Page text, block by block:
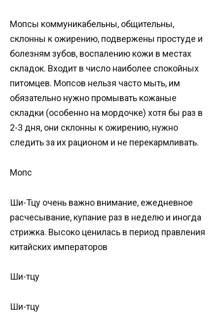
Мопсы коммуникабельны, общительны,
склонны к ожирению, подвержены простуде и
болезням зубов, воспалению кожи в местах
складок. Входит в число наиболее спокойных
питомцев. Мопсов нельзя часто мыть, им
обязательно нужно промывать кожаные
складки (особенно на мордочке) хотя бы раз в
2-3 дня, они склонны к ожирению, нужно
следить за их рационом и не перекармливать.
Мопс
Ши-Тцу очень важно внимание, ежедневное
расчесывание, купание раз в неделю и иногда
стрижка. Высоко ценилась в период правления
китайских императоров
Ши-тцу
Ши-тцу